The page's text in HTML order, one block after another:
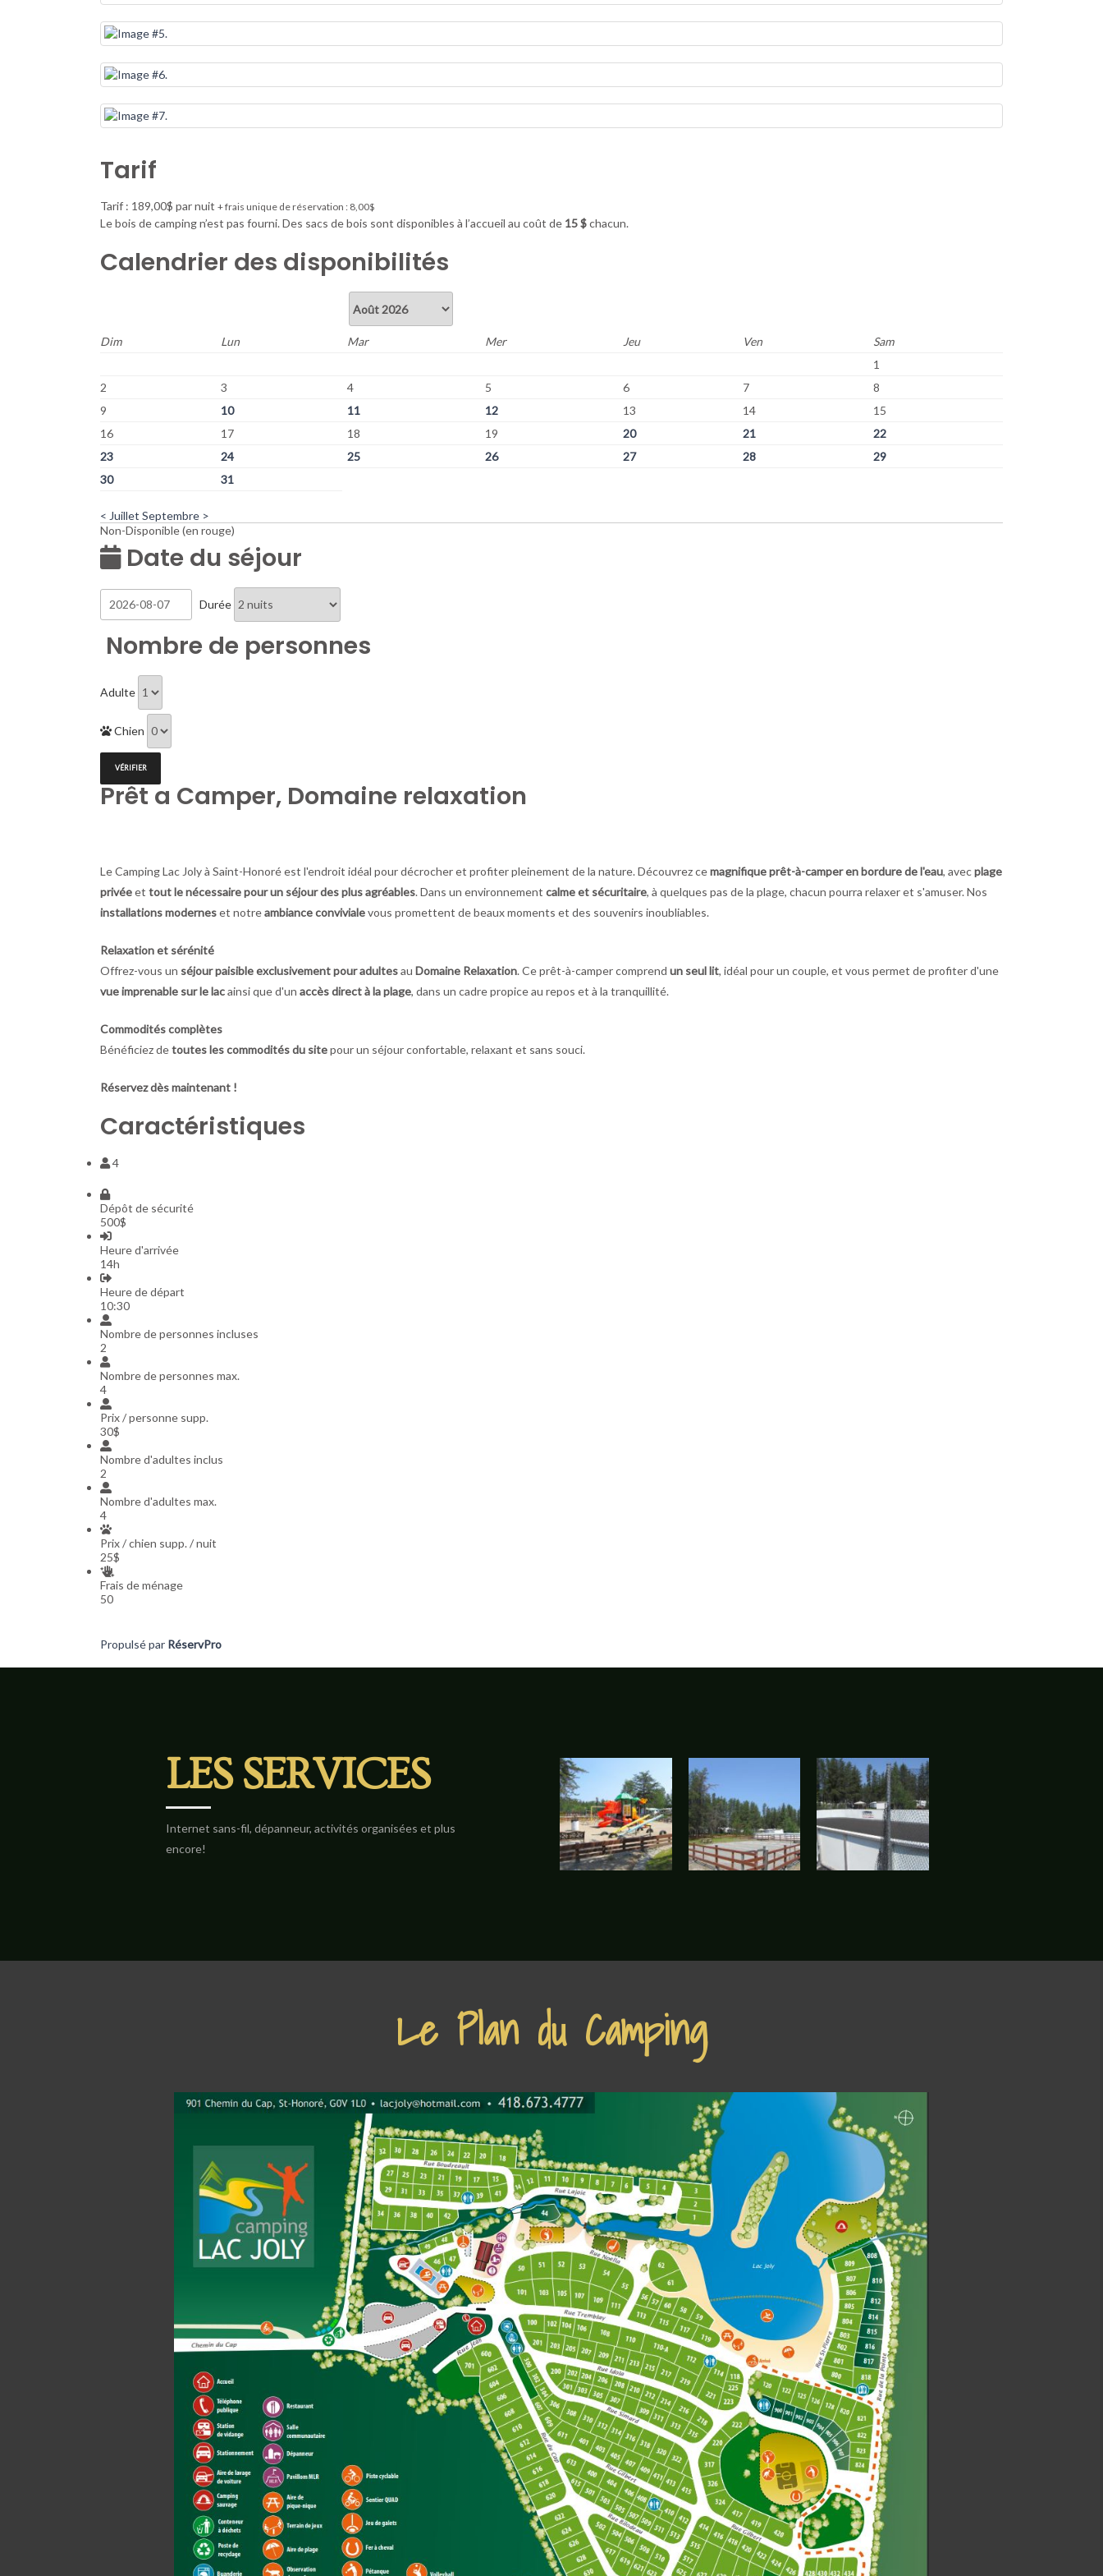
Tarif
Tarif : 189,00$ par nuit + frais unique de réservation : 8,00$
Le bois de camping n’est pas fourni. Des sacs de bois sont disponibles à l’accueil au coût de 15 $chacun.
Calendrier des disponibilités
Dim Lun Mar Mer Jeu Ven
Sam
1
2
3 4 5 6 7
8
9
10 11 12 13 14
15
16
17 18 19 20 21
22
23
24 25 26 27 28
29
30
31
< Juillet Septembre >
Non-Disponible (en rouge)
Date du séjour
Durée
Nombre de personnes
Adulte
Chien
Prêt a Camper, Domaine relaxation
Le Camping Lac Joly à Saint-Honoré est l'endroit idéal pour décrocher et profiter pleinement de la nature. Découvrez cemagnifique prêt-à-camper en bordure de l'eau, avecplage
privéeet tout le nécessaire pour un séjour des plus agréables. Dans un environnement calme et sécuritaire, à quelques pas de la plage, chacun pourra relaxer et s'amuser. Nos
installations moderneset notreambiance convivialevous promettent de beaux moments et des souvenirs inoubliables.
Relaxation et sérénité
Offrez-vous un séjour paisible exclusivement pour adultesau Domaine Relaxation. Ce prêt-à-camper comprend un seul lit, idéal pour un couple, et vous permet de profiter d'une
vue imprenable sur le lacainsi que d'un accès direct à la plage, dans un cadre propice au repos et à la tranquillité.
Commodités complètes
Bénéficiez detoutes les commodités du sitepour un séjour confortable, relaxant et sans souci.
Réservez dès maintenant !
Caractéristiques
4
Dépôt de sécurité
500$
Heure d'arrivée
14h
Heure de départ
10:30
Nombre de personnes incluses
2
Nombre de personnes max.
4
Prix / personne supp.
30$
Nombre d'adultes inclus
2
Nombre d'adultes max.
4
Prix / chien supp. / nuit
25$
Frais de ménage
50
Propulsé par RéservPro
LES SERVICES
Internet sans-fil, dépanneur, activités organisées et plus
encore!
Le Plan du Camping